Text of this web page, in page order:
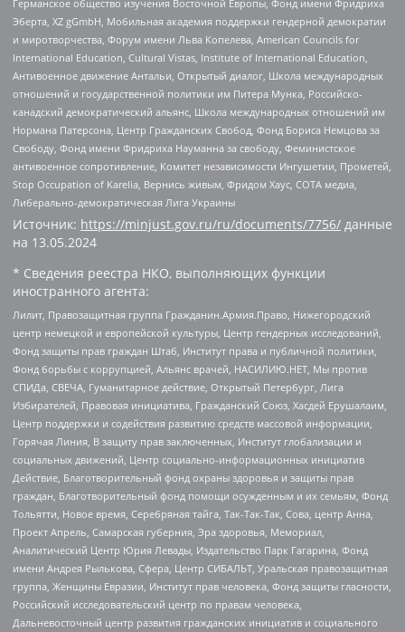
Германское общество изучения Восточной Европы, Фонд имени Фридриха
Эберта, XZ gGmbH, Мобильная академия поддержки гендерной демократии
и миротворчества, Форум имени Льва Копелева, American Councils for
International Education, Cultural Vistas, Institute of International Education,
Антивоенное движение Антальи, Открытый диалог, Школа международных
отношений и государственной политики им Питера Мунка, Российско-
канадский демократический альянс, Школа международных отношений им
Нормана Патерсона, Центр Гражданских Свобод, Фонд Бориса Немцова за
Свободу, Фонд имени Фридриха Науманна за свободу, Феминистское
антивоенное сопротивление, Комитет независимости Ингушетии, Прометей,
Stop Occupation of Karelia, Вернись живым, Фридом Хаус, СОТА медиа,
Либерально-демократическая Лига Украины
Источник: https://minjust.gov.ru/ru/documents/7756/ данные
на 13.05.2024
* Сведения реестра НКО, выполняющих функции
иностранного агента:
Лилит, Правозащитная группа Гражданин.Армия.Право, Нижегородский
центр немецкой и европейской культуры, Центр гендерных исследований,
Фонд защиты прав граждан Штаб, Институт права и публичной политики,
Фонд борьбы с коррупцией, Альянс врачей, НАСИЛИЮ.НЕТ, Мы против
СПИДа, СВЕЧА, Гуманитарное действие, Открытый Петербург, Лига
Избирателей, Правовая инициатива, Гражданский Союз, Хасдей Ерушалаим,
Центр поддержки и содействия развитию средств массовой информации,
Горячая Линия, В защиту прав заключенных, Институт глобализации и
социальных движений, Центр социально-информационных инициатив
Действие, Благотворительный фонд охраны здоровья и защиты прав
граждан, Благотворительный фонд помощи осужденным и их семьям, Фонд
Тольятти, Новое время, Серебряная тайга, Так-Так-Так, Сова, центр Анна,
Проект Апрель, Самарская губерния, Эра здоровья, Мемориал,
Аналитический Центр Юрия Левады, Издательство Парк Гагарина, Фонд
имени Андрея Рылькова, Сфера, Центр СИБАЛЬТ, Уральская правозащитная
группа, Женщины Евразии, Институт прав человека, Фонд защиты гласности,
Российский исследовательский центр по правам человека,
Дальневосточный центр развития гражданских инициатив и социального